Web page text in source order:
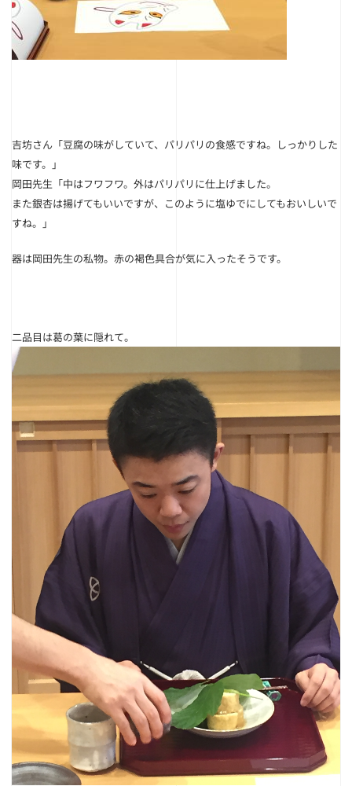
吉坊さん 「豆腐の味がしていて、パリパリの食感ですね。しっかりした
味です。」
岡田先生 「中はフワフワ。外はパリパリに仕上げました。
また銀杏は揚げてもいいですが、このように塩ゆでにしてもおいしいで
すね。」
器は岡田先生の私物。赤の褐色具合が気に入ったそうです。
二品目は葛の葉に隠れて。